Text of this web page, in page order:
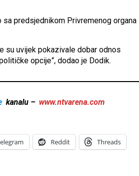
predsjednikom Privremenog organa
su uvijek pokazivale dobar odnos
opcije”, dodao je Dodik.
kanalu – www.ntvarena.com
Reddit Threads